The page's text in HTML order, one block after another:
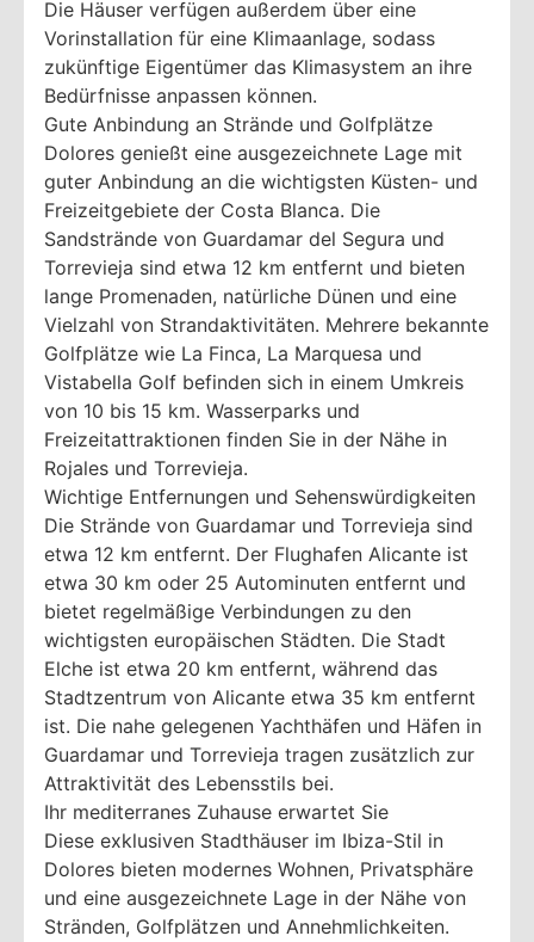
Die Häuser verfügen außerdem über eine
Vorinstallation für eine Klimaanlage, sodass
zukünftige Eigentümer das Klimasystem an ihre
Bedürfnisse anpassen können.
Gute Anbindung an Strände und Golfplätze
Dolores genießt eine ausgezeichnete Lage mit
guter Anbindung an die wichtigsten Küsten- und
Freizeitgebiete der Costa Blanca. Die
Sandstrände von Guardamar del Segura und
Torrevieja sind etwa 12 km entfernt und bieten
lange Promenaden, natürliche Dünen und eine
Vielzahl von Strandaktivitäten. Mehrere bekannte
Golfplätze wie La Finca, La Marquesa und
Vistabella Golf befinden sich in einem Umkreis
von 10 bis 15 km. Wasserparks und
Freizeitattraktionen finden Sie in der Nähe in
Rojales und Torrevieja.
Wichtige Entfernungen und Sehenswürdigkeiten
Die Strände von Guardamar und Torrevieja sind
etwa 12 km entfernt. Der Flughafen Alicante ist
etwa 30 km oder 25 Autominuten entfernt und
bietet regelmäßige Verbindungen zu den
wichtigsten europäischen Städten. Die Stadt
Elche ist etwa 20 km entfernt, während das
Stadtzentrum von Alicante etwa 35 km entfernt
ist. Die nahe gelegenen Yachthäfen und Häfen in
Guardamar und Torrevieja tragen zusätzlich zur
Attraktivität des Lebensstils bei.
Ihr mediterranes Zuhause erwartet Sie
Diese exklusiven Stadthäuser im Ibiza-Stil in
Dolores bieten modernes Wohnen, Privatsphäre
und eine ausgezeichnete Lage in der Nähe von
Stränden, Golfplätzen und Annehmlichkeiten.